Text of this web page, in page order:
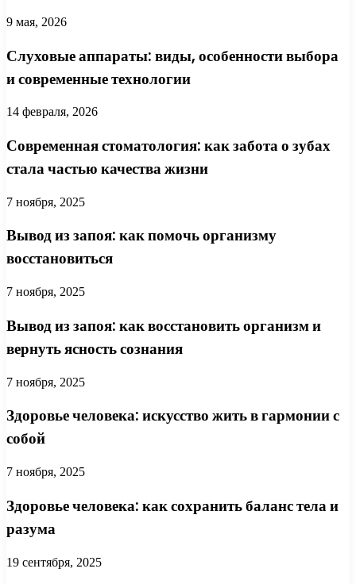
9 мая, 2026
Слуховые аппараты: виды, особенности выбора
и современные технологии
14 февраля, 2026
Современная стоматология: как забота о зубах
стала частью качества жизни
7 ноября, 2025
Вывод из запоя: как помочь организму
восстановиться
7 ноября, 2025
Вывод из запоя: как восстановить организм и
вернуть ясность сознания
7 ноября, 2025
Здоровье человека: искусство жить в гармонии с
собой
7 ноября, 2025
Здоровье человека: как сохранить баланс тела и
разума
19 сентября, 2025